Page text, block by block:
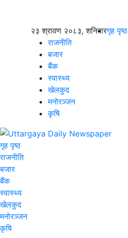
२३ श्रावण २०८३, शनिबारगृह पृष्ठ
राजनीति
बजार
बैंक
स्वास्थ्य
खेलकुद
मनोरञ्जन
कृषि
गृह पृष्ठ
राजनीति
बजार
बैंक
स्वास्थ्य
खेलकुद
मनोरञ्जन
कृषि